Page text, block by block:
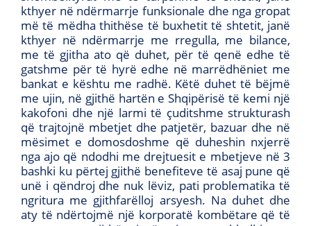
kthyer në ndërmarrje funksionale dhe nga gropat
më të mëdha thithëse të buxhetit të shtetit, janë
kthyer në ndërmarrje me rregulla, me bilance,
me të gjitha ato që duhet, për të qenë edhe të
gatshme për të hyrë edhe në marrëdhëniet me
bankat e kështu me radhë. Këtë duhet të bëjmë
me ujin, në gjithë hartën e Shqipërisë të kemi një
kakofoni dhe një larmi të çuditshme strukturash
që trajtojnë mbetjet dhe patjetër, bazuar dhe në
mësimet e domosdoshme që duheshin nxjerrë
nga ajo që ndodhi me drejtuesit e mbetjeve në 3
bashki ku përtej gjithë benefiteve të asaj pune që
unë i qëndroj dhe nuk lëviz, pati problematika të
ngritura me gjithfarëlloj arsyesh. Na duhet dhe
aty të ndërtojmë një korporatë kombëtare që të